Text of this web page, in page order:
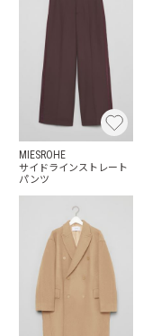
MIESROHE
サイドラインストレート
パンツ